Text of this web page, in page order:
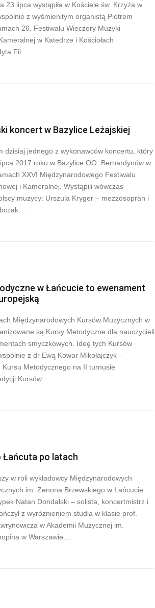
23 lipca wystąpiła w Kościele św. Krzyża w
z wyśmienitym organistą Piotrem
26. Festiwalu Wieczory Muzyki
w Katedrze i Kościołach
Fil…
koncert w Bazylice Leżajskiej
dzisiaj jednego z wykonawców koncertu, który
2017 roku w Bazylice OO. Bernardynów w
XXVI Międzynarodowego Festiwalu
i Kameralnej. Wystąpili wówczas
muzycy: Urszula Kryger – mezzosopran i
w Łańcucie to ewenament
Międzynarodowych Kursów Muzycznych w
są Kursy Metodyczne dla nauczycieli
smyczkowych. Ideę tych Kursów
z dr Ewą Kowar Mikołajczyk –
Kursu Metodycznego na II turnusie
Kursów. …
Łańcuta po latach
w roli wykładowcy Międzynarodowych
im. Zenona Brzewskiego w Łańcucie
Natan Dondalski – solista, koncertmistrz i
z wyróżnieniem studia w klasie prof.
w Akademii Muzycznej im.
w Warszawie.…